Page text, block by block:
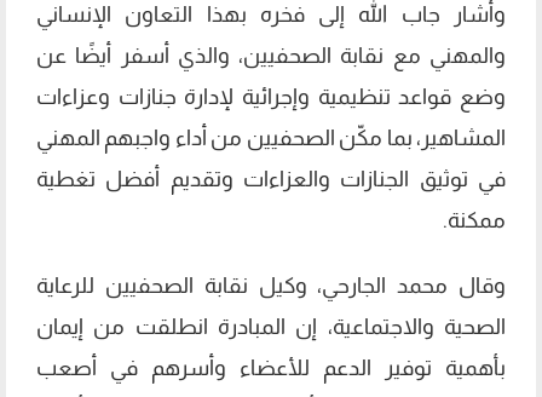
وأشار جاب الله إلى فخره بهذا التعاون الإنساني
والمهني مع نقابة الصحفيين، والذي أسفر أيضًا عن
وضع قواعد تنظيمية وإجرائية لإدارة جنازات وعزاءات
المشاهير، بما مكّن الصحفيين من أداء واجبهم المهني
في توثيق الجنازات والعزاءات وتقديم أفضل تغطية
ممكنة.
وقال محمد الجارحي، وكيل نقابة الصحفيين للرعاية
الصحية والاجتماعية، إن المبادرة انطلقت من إيمان
بأهمية توفير الدعم للأعضاء وأسرهم في أصعب